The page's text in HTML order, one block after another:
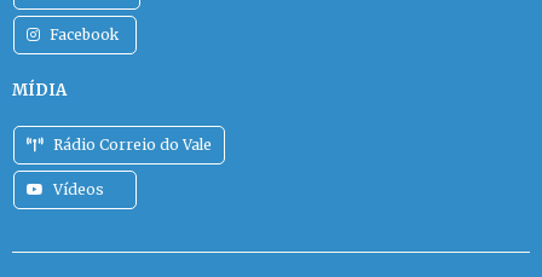
Facebook
MÍDIA
Rádio Correio do Vale
Vídeos